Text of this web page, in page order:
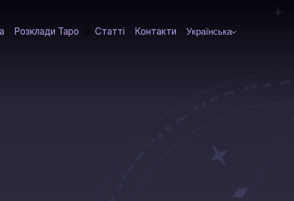
Розклади Таро 0 Статті Контакти Українська